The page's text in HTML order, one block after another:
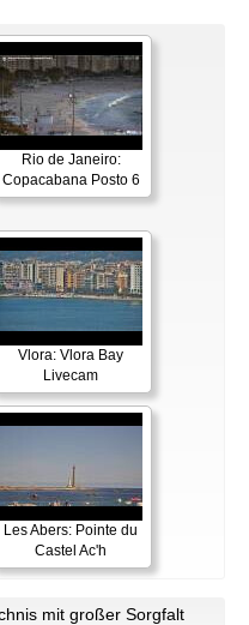
Rio de Janeiro:
Copacabana Posto 6
Vlora: Vlora Bay
Livecam
Les Abers: Pointe du
Castel Ac'h
mit großer Sorgfalt